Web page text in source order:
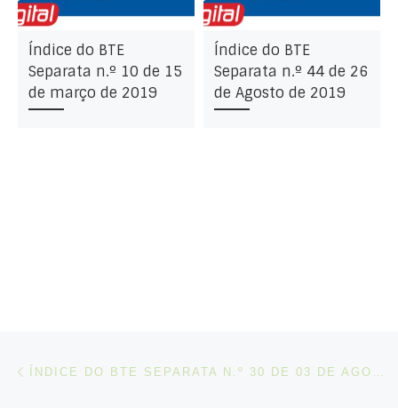
Índice do BTE
Separata n.º 10 de 15
de março de 2019
Índice do BTE
Separata n.º 44 de 26
de Agosto de 2019
Post navigation